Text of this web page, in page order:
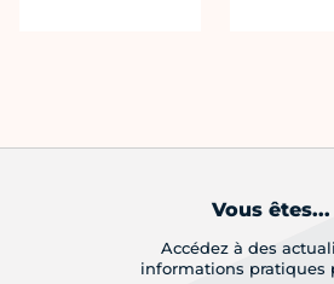
Vous êtes...
Accédez à des
informations pratiques